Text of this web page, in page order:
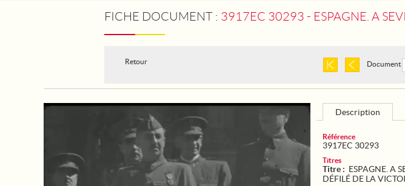
FICHE DOCUMENT : 3917EC 30293 - ESPAGNE. A
Retour Document
Description
Référence
3917EC 30293
Titres
Titre : ESPAGNE. A
DÉFILÉ DE LA